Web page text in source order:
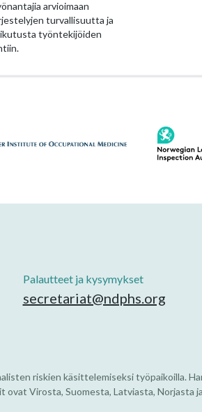
arvioimaan
turvallisuutta ja
työntekijöiden
Palautteet ja kysymykset
secretariat@ndphs.org
riskien käsittelemiseksi työpaikoilla.
Virosta, Suomesta, Latviasta, Norjasta